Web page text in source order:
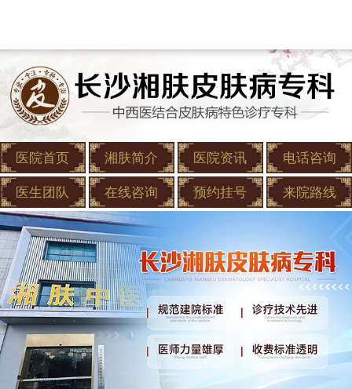
医院首页 湘肤简介 医院资讯 电话咨询
医生团队 在线咨询 预约挂号 来院路线